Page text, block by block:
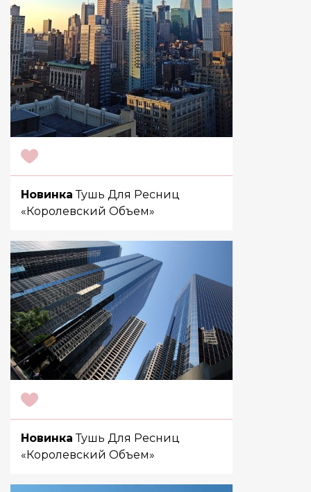
Новинка Тушь Для Ресниц
«Королевский Объем»
Новинка Тушь Для Ресниц
«Королевский Объем»